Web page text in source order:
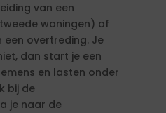
van een
woningen) of
een overtreding. Je
dan start je een
en lasten onder
bij de
je naar de